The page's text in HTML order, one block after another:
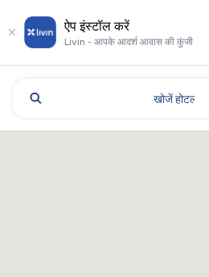
ऐप इंस्टॉल करें
Livin - आपके आदर्श आवास की कुंजी
खोजेंहोटल
Kharkiv: होटल और